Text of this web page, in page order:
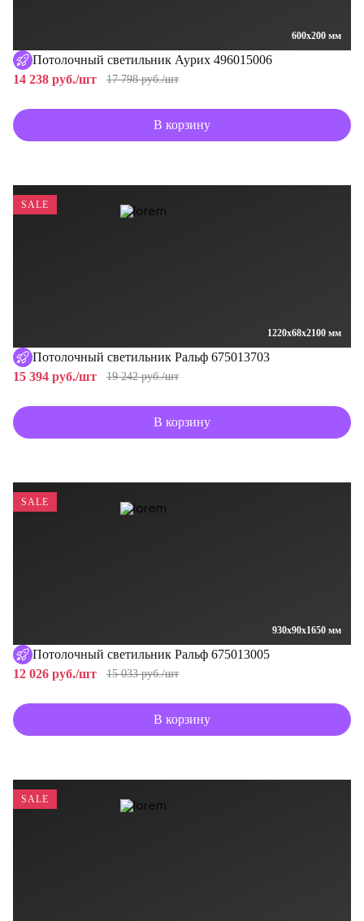
600x200 мм
Потолочный светильник Аурих 496015006
14 238 руб./шт
17 798 руб./шт
В корзину
1220x68x2100 мм
SALE
Потолочный светильник Ральф 675013703
15 394 руб./шт
19 242 руб./шт
В корзину
930x90x1650 мм
SALE
Потолочный светильник Ральф 675013005
12 026 руб./шт
15 033 руб./шт
В корзину
SALE